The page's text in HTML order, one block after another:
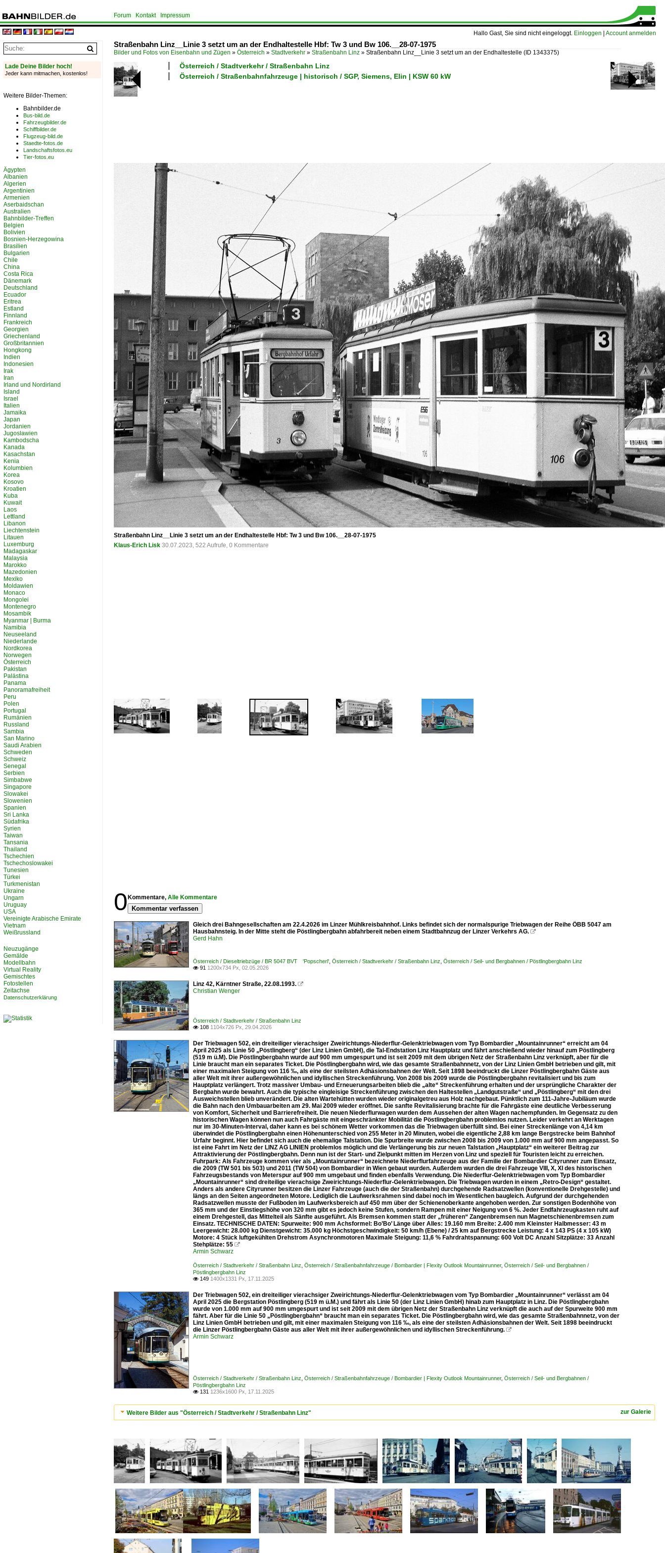
Hallo Gast, Sie sind nicht eingeloggt. Einloggen Account anmelden
Forum Kontakt Impressum
Straßenbahn Linz__Linie 3 setzt um an der Endhaltestelle Hbf: Tw 3 und Bw 106.__28-07-1975
Bilder und Fotos von Eisenbahn und Zügen » Österreich » Stadtverkehr » Straßenbahn Linz » Straßenbahn Linz__Linie 3 setzt um an der Endhaltestelle (ID 1343375)
Österreich / Stadtverkehr / Straßenbahn Linz
Österreich / Straßenbahnfahrzeuge | historisch / SGP, Siemens, Elin | KSW 60 kW
Straßenbahn Linz__Linie 3 setzt um an der Endhaltestelle Hbf: Tw 3 und Bw 106.__28-07-1975
Klaus-Erich Lisk 30.07.2023, 522 Aufrufe, 0 Kommentare
0 Kommentare, Alle Kommentare
Kommentar verfassen
Gleich drei Bahngesellschaften am 22.4.2026 im Linzer Mühlkreisbahnhof. Links befindet sich der normalspurige Triebwagen der Reihe ÖBB 5047 am
Hausbahnsteig. In der Mitte steht die Pöstlingbergbahn abfahrbereit neben einem Stadtbahnzug der Linzer Verkehrs AG. 
Gerd Hahn
Österreich / Dieseltriebzüge / BR 5047 BVT 'Popscherl' Österreich / Stadtverkehr / Straßenbahn Linz Österreich / Seil- und Bergbahnen / Pöstlingbergbahn Linz
 91 1200x734 Px, 02.05.2026
Linz 42, Kärntner Straße, 22.08.1993. 
Christian Wenger
Österreich / Stadtverkehr / Straßenbahn Linz
 108 1104x726 Px, 29.04.2026
Der Triebwagen 502, ein dreiteiliger vierachsiger Zweirichtungs-Niederflur-Gelenktriebwagen vom Typ Bombardier „Mountainrunner“ erreicht am 04
April 2025 als Linie 50 „Pöstlingberg“ (der Linz Linien GmbH), die Tal-Endstation Linz Hauptplatz und fährt anschießend wieder hinauf zum Pöstlingberg
(519 m ü.M). Die Pöstlingbergbahn wurde auf 900 mm umgespurt und ist seit 2009 mit dem übrigen Netz der Straßenbahn Linz verknüpft, aber für die
Linie braucht man ein separates Ticket. Die Pöstlingbergbahn wird, wie das gesamte Straßenbahnnetz, von der Linz Linien GmbH betrieben und gilt, mit
einer maximalen Steigung von 116 ‰, als eine der steilsten Adhäsionsbahnen der Welt. Seit 1898 beeindruckt die Linzer Pöstlingbergbahn Gäste aus
aller Welt mit ihrer außergewöhnlichen und idyllischen Streckenführung. Von 2008 bis 2009 wurde die Pöstlingbergbahn revitalisiert und bis zum
Hauptplatz verlängert. Trotz massiver Umbau- und Erneuerungsarbeiten blieb die „alte“ Streckenführung erhalten und der ursprüngliche Charakter der
Bergbahn wurde bewahrt. Auch die typische eingleisige Streckenführung zwischen den Haltestellen „Landgutstraße“ und „Pöstlingberg“ mit den drei
Ausweichstellen blieb unverändert. Die alten Wartehütten wurden wieder originalgetreu aus Holz nachgebaut. Pünktlich zum 111-Jahre-Jubiläum wurde
die Bahn nach den Umbauarbeiten am 29. Mai 2009 wieder eröffnet. Die sanfte Revitalisierung brachte für die Fahrgäste eine deutliche Verbesserung
von Komfort, Sicherheit und Barrierefreiheit. Die neuen Niederflurwagen wurden dem Aussehen der alten Wagen nachempfunden. Im Gegensatz zu den
historischen Wagen können nun auch Fahrgäste mit eingeschränkter Mobilität die Pöstlingbergbahn problemlos nutzen. Leider verkehrt an Werktagen
nur im 30-Minuten-Interval, daher kann es bei schönem Wetter vorkommen das die Triebwagen überfüllt sind. Bei einer Streckenlänge von 4,14 km
überwindet die Pöstlingbergbahn einen Höhenunterschied von 255 Meter in 20 Minuten, wobei die eigentliche 2,88 km lange Bergstrecke beim Bahnhof
Urfahr beginnt. Hier befindet sich auch die ehemalige Talstation. Die Spurbreite wurde zwischen 2008 bis 2009 von 1.000 mm auf 900 mm angepasst. So
ist eine Fahrt im Netz der LINZ AG LINIEN problemlos möglich und die Verlängerung bis zur neuen Talstation „Hauptplatz“ ein weiterer Beitrag zur
Attraktivierung der Pöstlingbergbahn. Denn nun ist der Start- und Zielpunkt mitten im Herzen von Linz und speziell für Touristen leicht zu erreichen.
Fuhrpark: Als Fahrzeuge kommen vier als „Mountainrunner“ bezeichnete Niederflurfahrzeuge aus der Familie der Bombardier Cityrunner zum Einsatz,
die 2009 (TW 501 bis 503) und 2011 (TW 504) von Bombardier in Wien gebaut wurden. Außerdem wurden die drei Fahrzeuge VIII, X, XI des historischen
Fahrzeugsbestands von Meterspur auf 900 mm umgebaut und finden ebenfalls Verwendung. Die Niederflur-Gelenktriebwagen vom Typ Bombardier
„Mountainrunner“ sind dreiteilige vierachsige Zweirichtungs-Niederflur-Gelenktriebwagen. Die Triebwagen wurden in einem „Retro-Design“ gestaltet.
Anders als andere Cityrunner besitzen die Linzer Fahrzeuge (auch die der Straßenbahn) durchgehende Radsatzwellen (konventionelle Drehgestelle) und
längs an den Seiten angeordneten Motore. Lediglich die Laufwerksrahmen sind dabei noch im Wesentlichen baugleich. Aufgrund der durchgehenden
Radsatzwellen musste der Fußboden im Laufwerksbereich auf 450 mm über der Schienenoberkante angehoben werden. Zur sonstigen Bodenhöhe von
365 mm und der Einstiegshöhe von 320 mm gibt es jedoch keine Stufen, sondern Rampen mit einer Neigung von 6 %. Jeder Endfahrzeugkasten ruht auf
einem Drehgestell, das Mittelteil als Sänfte ausgeführt. Als Bremsen kommen statt der „früheren“ Zangenbremsen nun Magnetschienenbremsen zum
Einsatz. TECHNISCHE DATEN: Spurweite: 900 mm Achsformel: Bo’Bo’ Länge über Alles: 19.160 mm Breite: 2.400 mm Kleinster Halbmesser: 43 m
Leergewicht: 28.000 kg Dienstgewicht: 35.000 kg Höchstgeschwindigkeit: 50 km/h (Ebene) / 25 km auf Bergstrecke Leistung: 4 x 143 PS (4 x 105 kW)
Motore: 4 Stück luftgekühlten Drehstrom Asynchronmotoren Maximale Steigung: 11,6 % Fahrdrahtspannung: 600 Volt DC Anzahl Sitzplätze: 33 Anzahl
Stehplätze: 55 
Armin Schwarz
Österreich / Stadtverkehr / Straßenbahn Linz Österreich / Straßenbahnfahrzeuge / Bombardier | Flexity Outlook Mountainrunner, Österreich / Seil- und Bergbahnen /
Pöstlingbergbahn Linz
 149 1400x1331 Px, 17.11.2025
Der Triebwagen 502, ein dreiteiliger vierachsiger Zweirichtungs-Niederflur-Gelenktriebwagen vom Typ Bombardier „Mountainrunner“ verlässt am 04
April 2025 die Bergstation Pöstlingberg (519 m ü.M.) und fährt als Linie 50 (der Linz Linien GmbH) hinab zum Hauptplatz in Linz. Die Pöstlingbergbahn
wurde von 1.000 mm auf 900 mm umgespurt und ist seit 2009 mit dem übrigen Netz der Straßenbahn Linz verknüpft die auch auf der Spurweite 900 mm
fährt. Aber für die Linie 50 „Pöstlingbergbahn“ braucht man ein separates Ticket. Die Pöstlingbergbahn wird, wie das gesamte Straßenbahnnetz, von der
Linz Linien GmbH betrieben und gilt, mit einer maximalen Steigung von 116 ‰, als eine der steilsten Adhäsionsbahnen der Welt. Seit 1898 beeindruckt
die Linzer Pöstlingbergbahn Gäste aus aller Welt mit ihrer außergewöhnlichen und idyllischen Streckenführung. 
Armin Schwarz
Österreich / Stadtverkehr / Straßenbahn Linz Österreich / Straßenbahnfahrzeuge / Bombardier | Flexity Outlook Mountainrunner, Österreich / Seil- und Bergbahnen /
Pöstlingbergbahn Linz
 131 1236x1600 Px, 17.11.2025
zur Galerie
Weitere Bilder aus "Österreich / Stadtverkehr / Straßenbahn Linz"
Lade Deine Bilder hoch!
Jeder kann mitmachen, kostenlos!
Weitere Bilder-Themen:
Bahnbilder.de
Bus-bild.de
Fahrzeugbilder.de
Schiffbilder.de
Flugzeug-bild.de
Staedte-fotos.de
Landschaftsfotos.eu
Tier-fotos.eu
Ägypten
Albanien
Algerien
Argentinien
Armenien
Aserbaidschan
Australien
Bahnbilder-Treffen
Belgien
Bolivien
Bosnien-Herzegowina
Brasilien
Bulgarien
Chile
China
Costa Rica
Dänemark
Deutschland
Ecuador
Eritrea
Estland
Finnland
Frankreich
Georgien
Griechenland
Großbritannien
Hongkong
Indien
Indonesien
Irak
Iran
Irland und Nordirland
Island
Israel
Italien
Jamaika
Japan
Jordanien
Jugoslawien
Kambodscha
Kanada
Kasachstan
Kenia
Kolumbien
Korea
Kosovo
Kroatien
Kuba
Kuwait
Laos
Lettland
Libanon
Liechtenstein
Litauen
Luxemburg
Madagaskar
Malaysia
Marokko
Mazedonien
Mexiko
Moldawien
Monaco
Mongolei
Montenegro
Mosambik
Myanmar | Burma
Namibia
Neuseeland
Niederlande
Nordkorea
Norwegen
Österreich
Pakistan
Palästina
Panama
Panoramafreiheit
Peru
Polen
Portugal
Rumänien
Russland
Sambia
San Marino
Saudi Arabien
Schweden
Schweiz
Senegal
Serbien
Simbabwe
Singapore
Slowakei
Slowenien
Spanien
Sri Lanka
Südafrika
Syrien
Taiwan
Tansania
Thailand
Tschechien
Tschechoslowakei
Tunesien
Türkei
Turkmenistan
Ukraine
Ungarn
Uruguay
USA
Vereinigte Arabische Emirate
Vietnam
Weißrussland
Neuzugänge
Gemälde
Modellbahn
Virtual Reality
Gemischtes
Fotostellen
Zeitachse
Datenschutzerklärung